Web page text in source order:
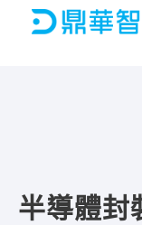
半導體封